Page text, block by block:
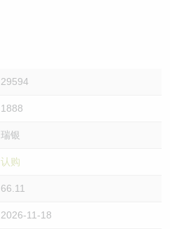
29594
1888
瑞银
认购
66.11
2026-11-18